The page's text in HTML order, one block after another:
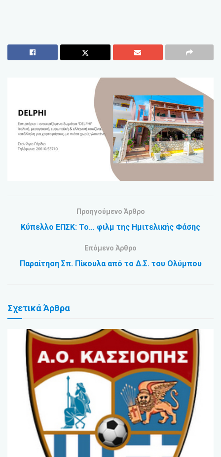
Προηγούμενο Άρθρο
Κύπελλο ΕΠΣΚ: Το… φιλμ της Ημιτελικής Φάσης
Επόμενο Άρθρο
Παραίτηση Σπ. Πίκουλα από το Δ.Σ. του Ολύμπου
ΣχετικάΆρθρα